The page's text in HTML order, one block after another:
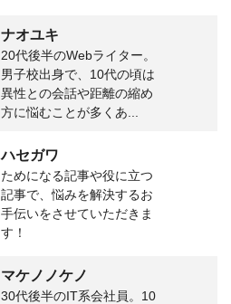
ナオユキ
20代後半のWebライター。
男子校出身で、10代の頃は
異性との会話や距離の縮め
方に悩むことが多くあ...
ハセガワ
ためになる記事や役に立つ
記事で、悩みを解決するお
手伝いをさせていただきま
す！
マケノノケノ
30代後半のIT系会社員。10